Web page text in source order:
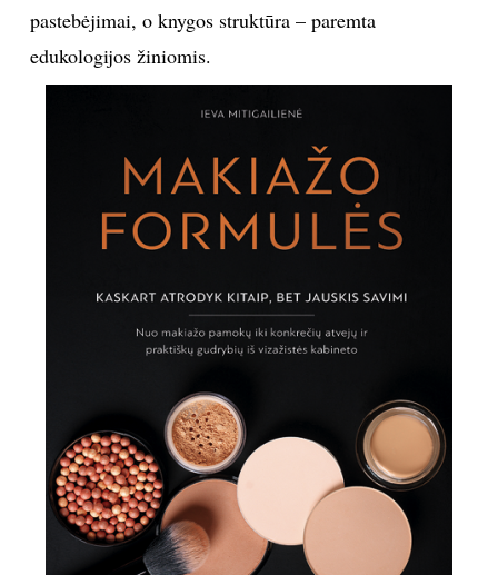
PRIVATUMO POLITIKA
Sekite mus:
PRENUMERUOK
NAUJIENLAIŠKĮ
Prenumeruodami portalą,
Jūs sutinkate su
taisyklėmis
pastebėjimai, o knygos struktūra – paremta
edukologijos žiniomis.